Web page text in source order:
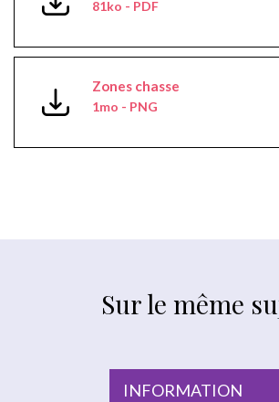
81ko - PDF
Zones chasse
1mo - PNG
Sur le même
INFORMATION